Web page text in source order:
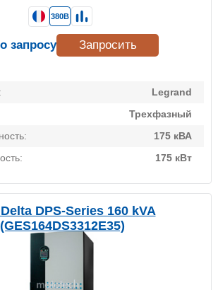
Legrand
Трехфазный
175 кВА
175 кВт
380В
запросу Запросить
DPS-Series 160 kVA
(GES164DS3312E35)